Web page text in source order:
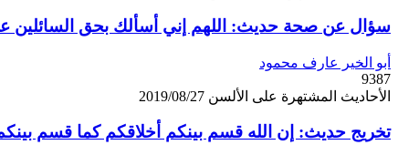
سؤال عن صحة حديث: اللهم إني أسألك بحق السائلين
أبو الخير عارف محمود
9387
الأحاديث المشتهرة على الألسن 2019/08/27
تخريج حديث: إن الله قسم بينكم أخلاقكم كما قسم